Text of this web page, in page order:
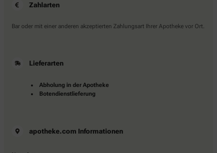
Zahlarten
Bar oder mit einer anderen akzeptierten Zahlungsart Ihrer Apotheke vor Ort.
Lieferarten
Abholung in der Apotheke
Botendienstlieferung
apotheke.com Informationen